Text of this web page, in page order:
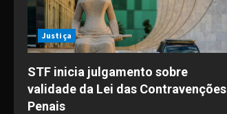
v
i
g
a
Justiça
STF inicia julgamento sobre
validade da Lei das Contravenções
Penais